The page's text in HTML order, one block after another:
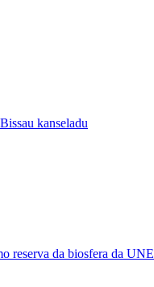
kanseladu
reserva da biosfera da